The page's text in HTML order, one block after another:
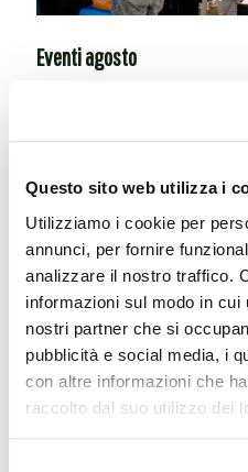
Questo sito web utilizza i
Utilizziamo i cookie per
annunci, per fornire
analizzare il nostro traffico.
informazioni sul modo in
nostri partner che si
pubblicità e social media, i
con altre informazioni che
raccolto dal suo utilizzo dei
Eventi agosto